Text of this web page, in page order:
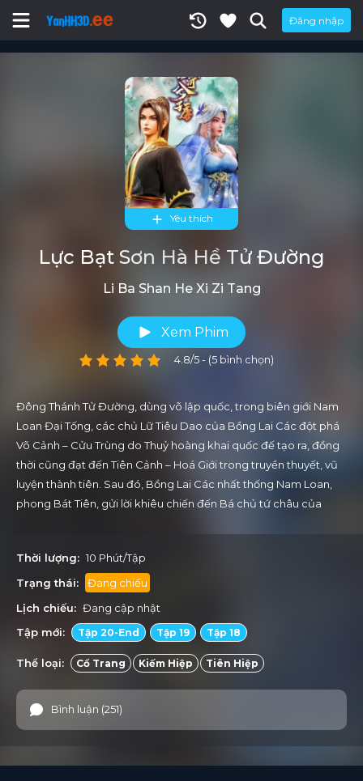
Đăng nhập
Yêu thích
Lực Bạt Sơn Hà Hề Tử Đường
Li Ba Shan He Xi Zi Tang
Xem Phim
4.8/5 - (5 bình chọn)
Đông Thánh Tử Đường, dùng võ lập quốc, trong biên giới Nam
Loan Đại Tống, các chủ Lữ Tiêu Dao của Bồng Lai Các đột phá
Võ Cảnh – Cửu Trùng do Thuỷ hoàng khai quốc đế tạo ra, đồng
thời cũng đạt đến Tiên Cảnh – Hoá Giới trong truyền thuyết, vũ
luyện thành tiên. Sau đó, Bồng Lai Các nhất thống Nam Loan,
phong Bát Tiên, gửi lời khiêu chiến đến Bá chủ tứ châu của
Thời lượng: 10 Phút/Tập
Trạng thái:
Đang chiếu
Lịch chiếu: Đang cập nhật
Tập mới:
Tập 20-End Tập 19 Tập 18
Thể loại: Cổ Trang Kiếm Hiệp Tiên Hiệp
Bình luận (251)